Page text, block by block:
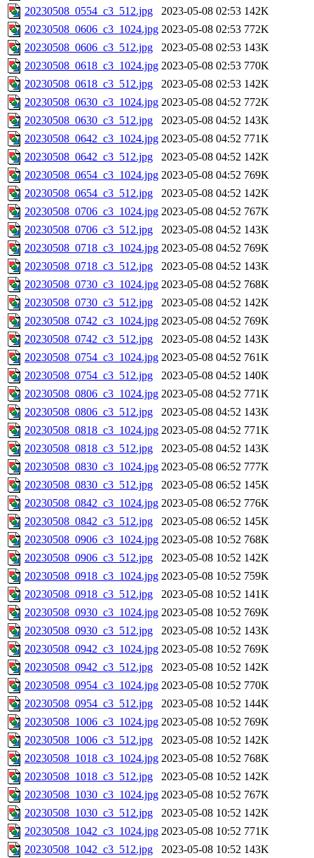
20230508_0554_c3_512.jpg
2023-05-08 02:53 142K
20230508_0606_c3_1024.jpg 2023-05-08 02:53 772K
20230508_0606_c3_512.jpg
2023-05-08 02:53 143K
20230508_0618_c3_1024.jpg 2023-05-08 02:53 770K
20230508_0618_c3_512.jpg
2023-05-08 02:53 142K
20230508_0630_c3_1024.jpg 2023-05-08 04:52 772K
20230508_0630_c3_512.jpg
2023-05-08 04:52 143K
20230508_0642_c3_1024.jpg 2023-05-08 04:52 771K
20230508_0642_c3_512.jpg
2023-05-08 04:52 142K
20230508_0654_c3_1024.jpg 2023-05-08 04:52 769K
20230508_0654_c3_512.jpg
2023-05-08 04:52 142K
20230508_0706_c3_1024.jpg 2023-05-08 04:52 767K
20230508_0706_c3_512.jpg
2023-05-08 04:52 143K
20230508_0718_c3_1024.jpg 2023-05-08 04:52 769K
20230508_0718_c3_512.jpg
2023-05-08 04:52 143K
20230508_0730_c3_1024.jpg 2023-05-08 04:52 768K
20230508_0730_c3_512.jpg
2023-05-08 04:52 142K
20230508_0742_c3_1024.jpg 2023-05-08 04:52 769K
20230508_0742_c3_512.jpg
2023-05-08 04:52 143K
20230508_0754_c3_1024.jpg 2023-05-08 04:52 761K
20230508_0754_c3_512.jpg
2023-05-08 04:52 140K
20230508_0806_c3_1024.jpg 2023-05-08 04:52 771K
20230508_0806_c3_512.jpg
2023-05-08 04:52 143K
20230508_0818_c3_1024.jpg 2023-05-08 04:52 771K
20230508_0818_c3_512.jpg
2023-05-08 04:52 143K
20230508_0830_c3_1024.jpg 2023-05-08 06:52 777K
20230508_0830_c3_512.jpg
2023-05-08 06:52 145K
20230508_0842_c3_1024.jpg 2023-05-08 06:52 776K
20230508_0842_c3_512.jpg
2023-05-08 06:52 145K
20230508_0906_c3_1024.jpg 2023-05-08 10:52 768K
20230508_0906_c3_512.jpg
2023-05-08 10:52 142K
20230508_0918_c3_1024.jpg 2023-05-08 10:52 759K
20230508_0918_c3_512.jpg
2023-05-08 10:52 141K
20230508_0930_c3_1024.jpg 2023-05-08 10:52 769K
20230508_0930_c3_512.jpg
2023-05-08 10:52 143K
20230508_0942_c3_1024.jpg 2023-05-08 10:52 769K
20230508_0942_c3_512.jpg
2023-05-08 10:52 142K
20230508_0954_c3_1024.jpg 2023-05-08 10:52 770K
20230508_0954_c3_512.jpg
2023-05-08 10:52 144K
20230508_1006_c3_1024.jpg 2023-05-08 10:52 769K
20230508_1006_c3_512.jpg
2023-05-08 10:52 142K
20230508_1018_c3_1024.jpg 2023-05-08 10:52 768K
20230508_1018_c3_512.jpg
2023-05-08 10:52 142K
20230508_1030_c3_1024.jpg 2023-05-08 10:52 767K
20230508_1030_c3_512.jpg
2023-05-08 10:52 142K
20230508_1042_c3_1024.jpg 2023-05-08 10:52 771K
20230508_1042_c3_512.jpg
2023-05-08 10:52 143K